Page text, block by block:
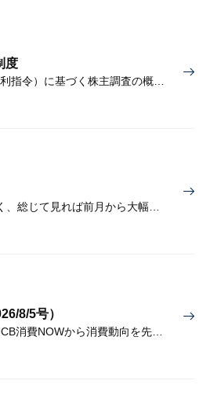
度
SRDⅡ（EU第二次株主権利指令）に基づく株主調査の概要と課題
8/5号）
個社データ・業界統計・JCB消費NOWから消費動向を先取り